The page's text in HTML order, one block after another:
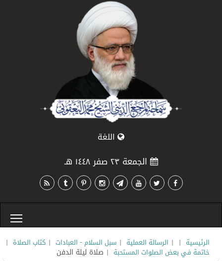
اللغة
الجمعة ٢٣ صفر ١٤٤٨ هـ
الرئيسية |
| الرسالة العملية | سبل السلام - العبادات | كتاب الصلاة |
خاتمة في بعض الصلوات المستحبة | صلاة ليلة الدفن